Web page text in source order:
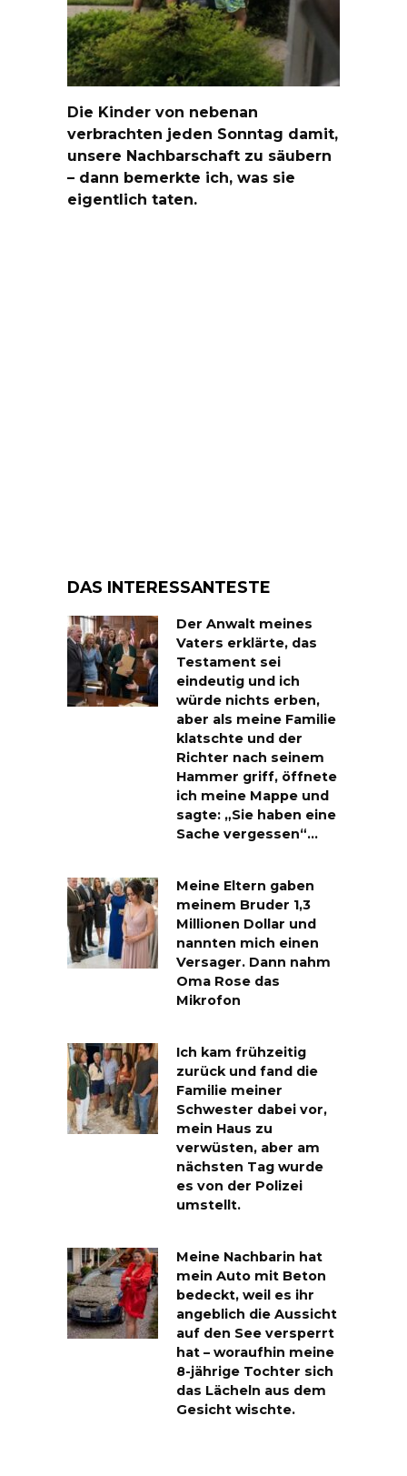
Die Kinder von nebenan
verbrachten jeden Sonntag damit,
unsere Nachbarschaft zu säubern
– dann bemerkte ich, was sie
eigentlich taten.
DAS INTERESSANTESTE
Der Anwalt meines
Vaters erklärte, das
Testament sei
eindeutig und ich
würde nichts erben,
aber als meine Familie
klatschte und der
Richter nach seinem
Hammer griff, öffnete
ich meine Mappe und
sagte: „Sie haben eine
Sache vergessen“…
Meine Eltern gaben
meinem Bruder 1,3
Millionen Dollar und
nannten mich einen
Versager. Dann nahm
Oma Rose das
Mikrofon
Ich kam frühzeitig
zurück und fand die
Familie meiner
Schwester dabei vor,
mein Haus zu
verwüsten, aber am
nächsten Tag wurde
es von der Polizei
umstellt.
Meine Nachbarin hat
mein Auto mit Beton
bedeckt, weil es ihr
angeblich die Aussicht
auf den See versperrt
hat – woraufhin meine
8-jährige Tochter sich
das Lächeln aus dem
Gesicht wischte.